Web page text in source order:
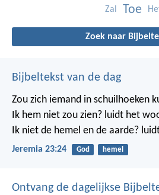
Zal Toe
Zoek naar
Bijbeltekst van de dag
Zou zich iemand in schuilhoeken
Ik hem niet zou zien? luidt het
Ik niet de hemel en de aarde?
Jeremia 23:24 God hemel
Ontvang de dagelijkse